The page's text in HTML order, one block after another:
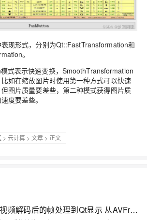
现形式，分别为Qt::FastTransformation和
。
式表示快速变换，SmoothTransformation
如在缩放图片时使用第一种方式可以快速
图片质量要差些，第二种模式获得图片质
度要差些。
> 云计算 > 文章 > 正文
深度剖析FFmpeg视频解码后的帧处理到Qt显示 从AVFrame到QImage的转换（二）